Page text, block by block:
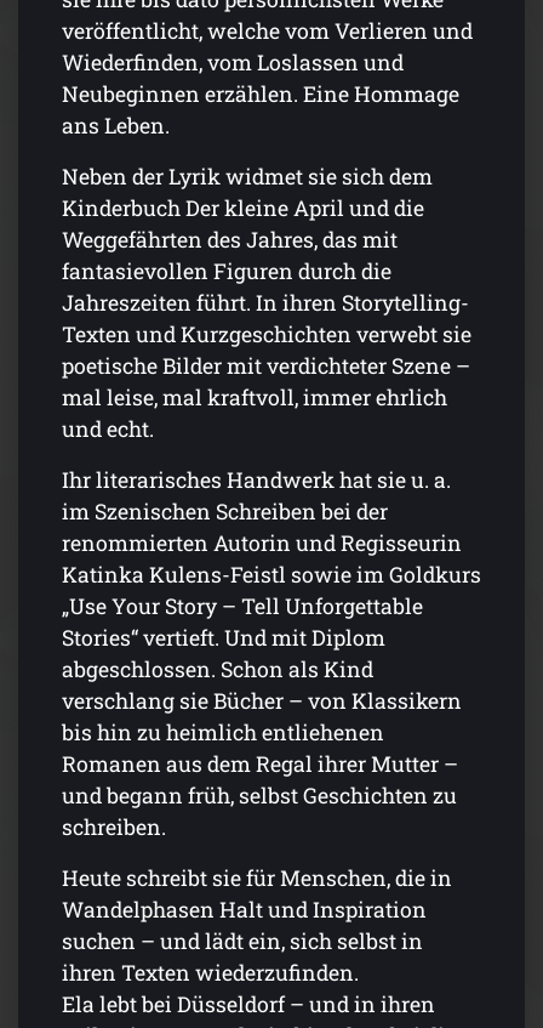
veröffentlicht, welche vom Verlieren und
Wiederfinden, vom Loslassen und
Neubeginnen erzählen. Eine Hommage
ans Leben.
Neben der Lyrik widmet sie sich dem
Kinderbuch Der kleine April und die
Weggefährten des Jahres, das mit
fantasievollen Figuren durch die
Jahreszeiten führt. In ihren Storytelling-
Texten und Kurzgeschichten verwebt sie
poetische Bilder mit verdichteter Szene –
mal leise, mal kraftvoll, immer ehrlich
und echt.
Ihr literarisches Handwerk hat sie u. a.
im Szenischen Schreiben bei der
renommierten Autorin und Regisseurin
Katinka Kulens-Feistl sowie im Goldkurs
„Use Your Story – Tell Unforgettable
Stories“ vertieft. Und mit Diplom
abgeschlossen. Schon als Kind
verschlang sie Bücher – von Klassikern
bis hin zu heimlich entliehenen
Romanen aus dem Regal ihrer Mutter –
und begann früh, selbst Geschichten zu
schreiben.
Heute schreibt sie für Menschen, die in
Wandelphasen Halt und Inspiration
suchen – und lädt ein, sich selbst in
ihren Texten wiederzufinden.
Ela lebt bei Düsseldorf – und in ihren